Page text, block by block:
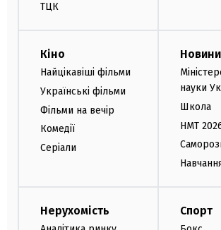
ТЦК
Кіно
Найцікавіші фільми
Українські фільми
Фільми на вечір
Комедії
Серіали
науки
Школа
НМТ
Нерухомість Спорт